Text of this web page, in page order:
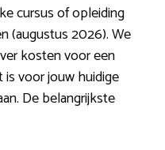
cursus of opleiding
(augustus 2026). We
kosten voor een
voor jouw huidige
De belangrijkste